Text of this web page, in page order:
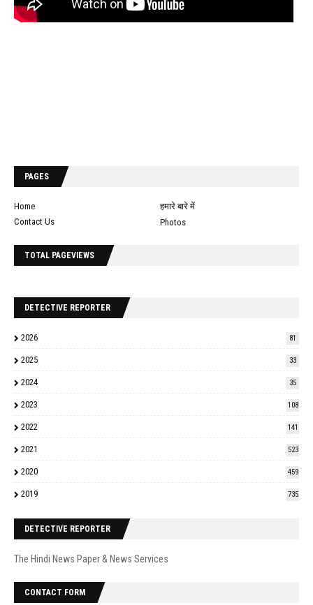
PAGES
Home
हमारे बारे में
Contact Us
Photos
TOTAL PAGEVIEWS
DETECTIVE REPORTER
2026 81
2025 33
2024 35
2023 108
2022 141
2021 523
2020 459
2019 735
DETECTIVE REPORTER
The Hindi News Paper & News Services
CONTACT FORM